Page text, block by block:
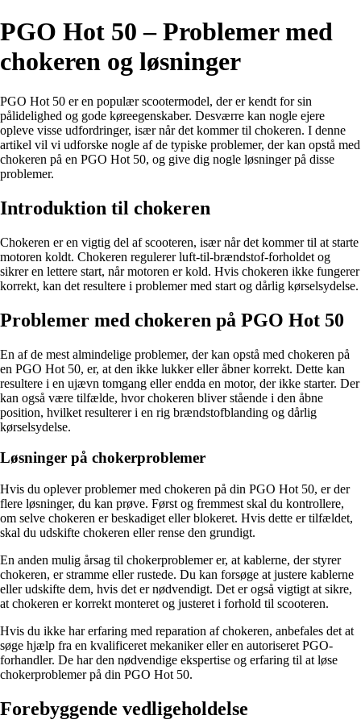
PGO Hot 50 – Problemer med
chokeren og løsninger
PGO Hot 50 er en populær scootermodel, der er kendt for sin
pålidelighed og gode køreegenskaber. Desværre kan nogle ejere
opleve visse udfordringer, især når det kommer til chokeren. I denne
artikel vil vi udforske nogle af de typiske problemer, der kan opstå med
chokeren på en PGO Hot 50, og give dig nogle løsninger på disse
problemer.
Introduktion til chokeren
Chokeren er en vigtig del af scooteren, især når det kommer til at starte
motoren koldt. Chokeren regulerer luft-til-brændstof-forholdet og
sikrer en lettere start, når motoren er kold. Hvis chokeren ikke fungerer
korrekt, kan det resultere i problemer med start og dårlig kørselsydelse.
Problemer med chokeren på PGO Hot 50
En af de mest almindelige problemer, der kan opstå med chokeren på
en PGO Hot 50, er, at den ikke lukker eller åbner korrekt. Dette kan
resultere i en ujævn tomgang eller endda en motor, der ikke starter. Der
kan også være tilfælde, hvor chokeren bliver stående i den åbne
position, hvilket resulterer i en rig brændstofblanding og dårlig
kørselsydelse.
Løsninger på chokerproblemer
Hvis du oplever problemer med chokeren på din PGO Hot 50, er der
flere løsninger, du kan prøve. Først og fremmest skal du kontrollere,
om selve chokeren er beskadiget eller blokeret. Hvis dette er tilfældet,
skal du udskifte chokeren eller rense den grundigt.
En anden mulig årsag til chokerproblemer er, at kablerne, der styrer
chokeren, er stramme eller rustede. Du kan forsøge at justere kablerne
eller udskifte dem, hvis det er nødvendigt. Det er også vigtigt at sikre,
at chokeren er korrekt monteret og justeret i forhold til scooteren.
Hvis du ikke har erfaring med reparation af chokeren, anbefales det at
søge hjælp fra en kvalificeret mekaniker eller en autoriseret PGO-
forhandler. De har den nødvendige ekspertise og erfaring til at løse
chokerproblemer på din PGO Hot 50.
Forebyggende vedligeholdelse